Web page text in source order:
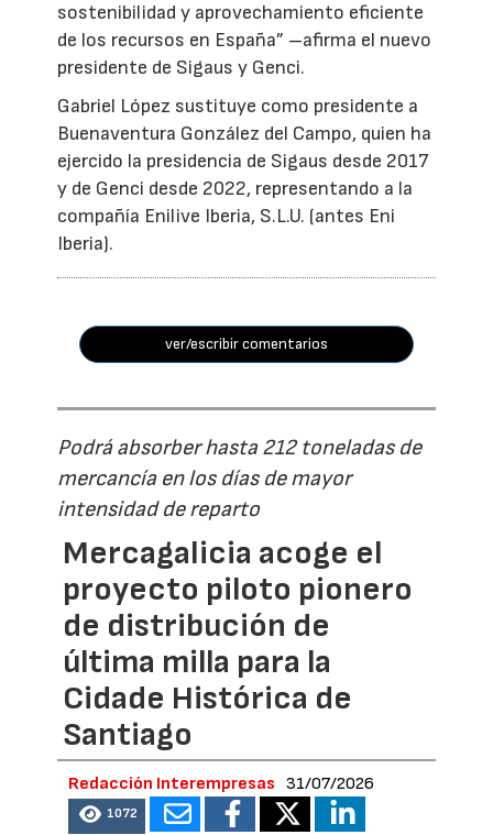
sostenibilidad y aprovechamiento eficiente
de los recursos en España” –afirma el nuevo
presidente de Sigaus y Genci.
Gabriel López sustituye como presidente a
Buenaventura González del Campo, quien ha
ejercido la presidencia de Sigaus desde 2017
y de Genci desde 2022, representando a la
compañía Enilive Iberia, S.L.U. (antes Eni
Iberia).
ver/escribir comentarios
Podrá absorber hasta 212 toneladas de
mercancía en los días de mayor
intensidad de reparto
Mercagalicia acoge el
proyecto piloto pionero
de distribución de
última milla para la
Cidade Histórica de
Santiago
Redacción Interempresas 31/07/2026
1072